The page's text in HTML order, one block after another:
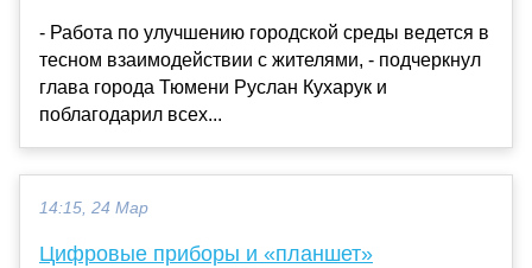
- Работа по улучшению городской среды ведется в
тесном взаимодействии с жителями, - подчеркнул
глава города Тюмени Руслан Кухарук и
поблагодарил всех...
14:15, 24 Мар
Цифровые приборы и «планшет»